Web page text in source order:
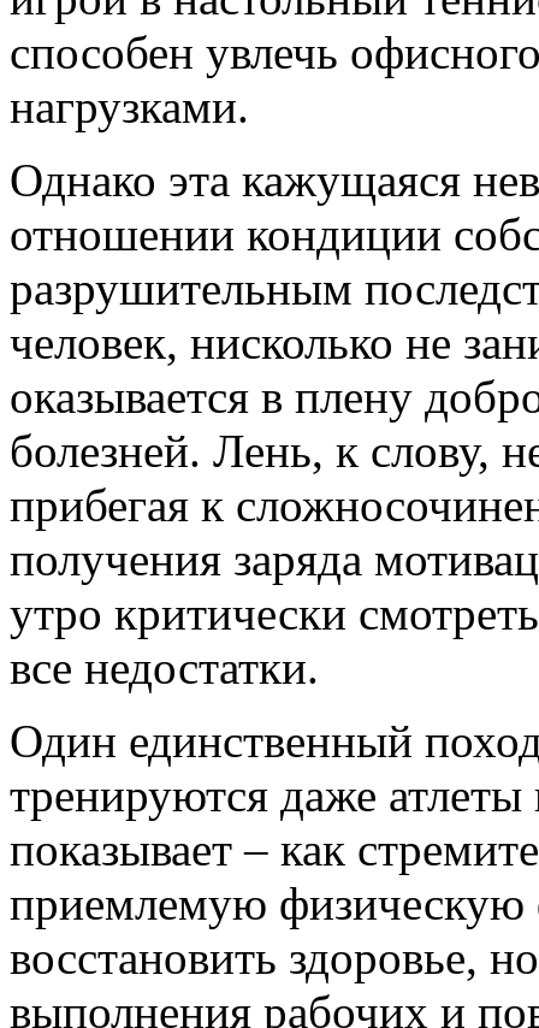
способен увлечь
нагрузками.
Однако эта кажущаяся
отношении кондиции
разрушительным
человек, нисколько не
оказывается в плену
болезней. Лень, к слову,
прибегая к
получения заряда
утро критически
все недостатки.
Один единственный
тренируются даже атлеты
показывает – как
приемлемую физическую
восстановить здоровье,
выполнения рабочих и